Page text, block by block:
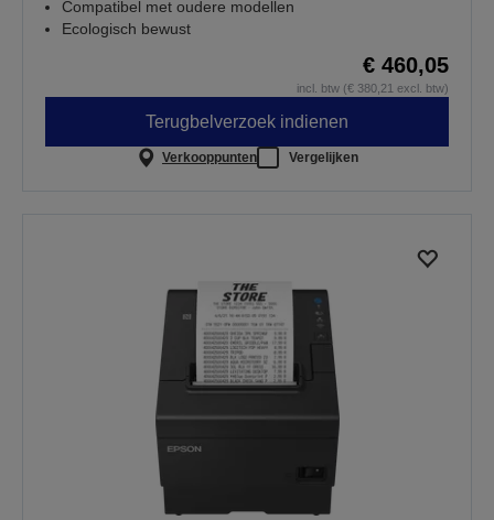
Compatibel met oudere modellen
Ecologisch bewust
€ 460,05
incl. btw (€ 380,21 excl. btw)
Terugbelverzoek indienen
Verkooppunten Vergelijken